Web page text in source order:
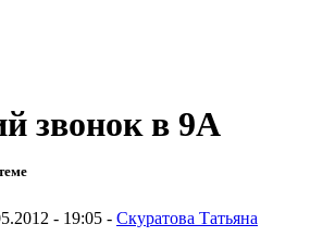
звонок в 9А
- 19:05 - Скуратова Татьяна